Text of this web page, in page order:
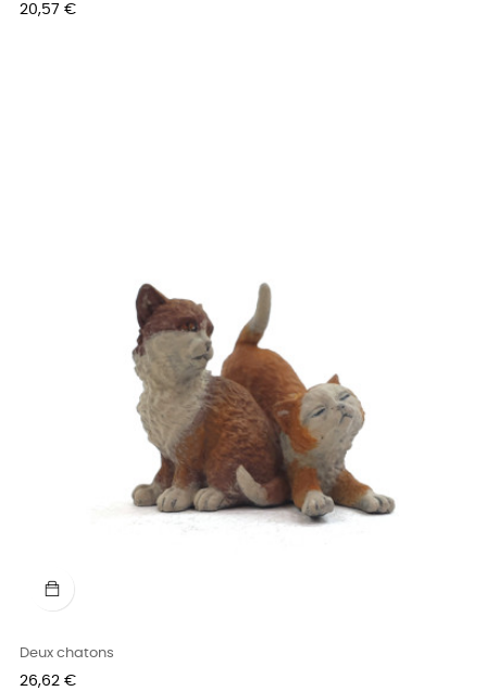
Prix
20,57 €
Deux chatons
Prix
26,62 €